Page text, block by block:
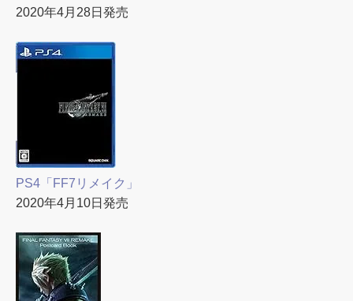
2020年4月28日発売
PS4「FF7リメイク」
2020年4月10日発売